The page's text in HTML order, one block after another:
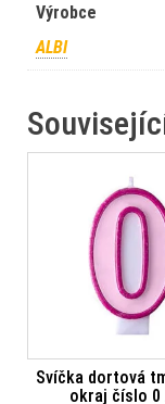
Výrobce
ALBI
Svíčka dortová
okraj číslo 0